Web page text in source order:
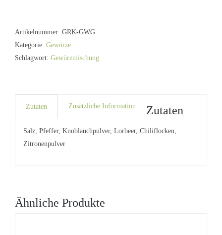
Artikelnummer: GRK-GWG
Kategorie: Gewürze
Schlagwort: Gewürzmischung
Zutaten Zusätzliche Information Zutaten
Salz, Pfeffer, Knoblauchpulver, Lorbeer, Chiliflocken,
Zitronenpulver
Ähnliche Produkte